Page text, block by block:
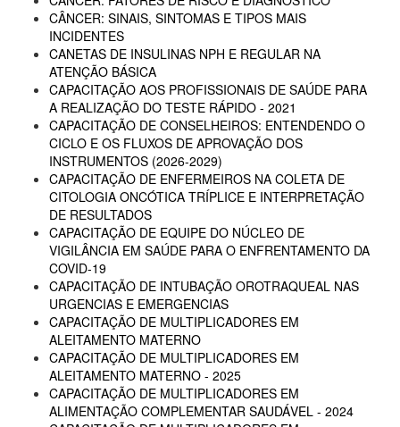
CÂNCER: SINAIS, SINTOMAS E TIPOS MAIS
INCIDENTES
CANETAS DE INSULINAS NPH E REGULAR NA
ATENÇÃO BÁSICA
CAPACITAÇÃO AOS PROFISSIONAIS DE SAÚDE PARA
A REALIZAÇÃO DO TESTE RÁPIDO - 2021
CAPACITAÇÃO DE CONSELHEIROS: ENTENDENDO O
CICLO E OS FLUXOS DE APROVAÇÃO DOS
INSTRUMENTOS (2026-2029)
CAPACITAÇÃO DE ENFERMEIROS NA COLETA DE
CITOLOGIA ONCÓTICA TRÍPLICE E INTERPRETAÇÃO
DE RESULTADOS
CAPACITAÇÃO DE EQUIPE DO NÚCLEO DE
VIGILÂNCIA EM SAÚDE PARA O ENFRENTAMENTO DA
COVID-19
CAPACITAÇÃO DE INTUBAÇÃO OROTRAQUEAL NAS
URGENCIAS E EMERGENCIAS
CAPACITAÇÃO DE MULTIPLICADORES EM
ALEITAMENTO MATERNO
CAPACITAÇÃO DE MULTIPLICADORES EM
ALEITAMENTO MATERNO - 2025
CAPACITAÇÃO DE MULTIPLICADORES EM
ALIMENTAÇÃO COMPLEMENTAR SAUDÁVEL - 2024